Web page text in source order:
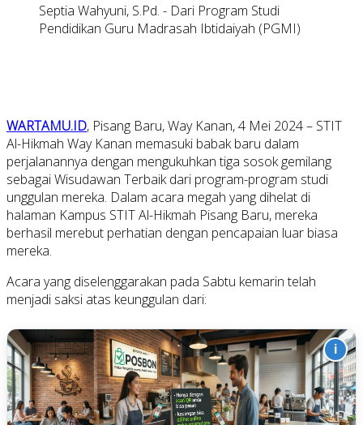
Septia Wahyuni, S.Pd. - Dari Program Studi
Pendidikan Guru Madrasah Ibtidaiyah (PGMI)
WARTAMU.ID, Pisang Baru, Way Kanan, 4 Mei 2024 – STIT
Al-Hikmah Way Kanan memasuki babak baru dalam
perjalanannya dengan mengukuhkan tiga sosok gemilang
sebagai Wisudawan Terbaik dari program-program studi
unggulan mereka. Dalam acara megah yang dihelat di
halaman Kampus STIT Al-Hikmah Pisang Baru, mereka
berhasil merebut perhatian dengan pencapaian luar biasa
mereka.
Acara yang diselenggarakan pada Sabtu kemarin telah
menjadi saksi atas keunggulan dari:
i